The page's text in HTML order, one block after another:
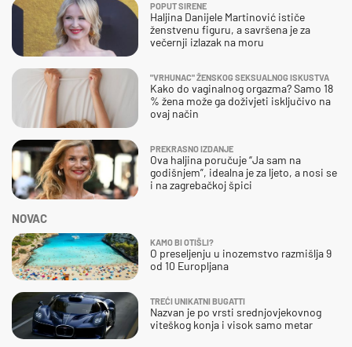
NOVAC
KAMO BI OTIŠLI?
O preseljenju u inozemstvo razmišlja 9
od 10 Europljana
TREĆI UNIKATNI BUGATTI
Nazvan je po vrsti srednjovjekovnog
viteškog konja i visok samo metar
POPUT SIRENE
Haljina Danijele Martinović ističe
ženstvenu figuru, a savršena je za
večernji izlazak na moru
"VRHUNAC" ŽENSKOG SEKSUALNOG ISKUSTVA
Kako do vaginalnog orgazma? Samo 18
% žena može ga doživjeti isključivo na
ovaj način
PREKRASNO IZDANJE
Ova haljina poručuje “Ja sam na
godišnjem”, idealna je za ljeto, a nosi se
i na zagrebačkoj špici